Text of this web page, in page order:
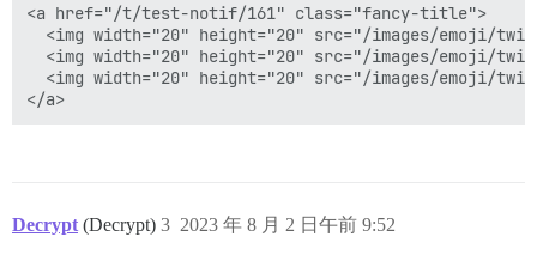
<a href="/t/test-notif/161" class="fancy-title">
<img width="20" height="20" src="/images/emoji/
<img width="20" height="20" src="/images/emoji/
<img width="20" height="20" src="/images/emoji/
Decrypt (Decrypt) 2023 年 8 月 2 日午前 9:52
3